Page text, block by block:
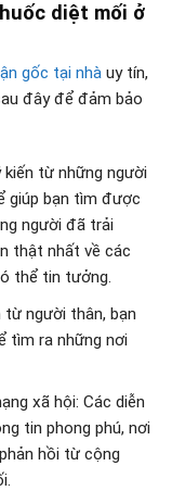
diệt mối ở
gốc tại nhà uy tín,
đây để đảm bảo
từ những người
giúp bạn tìm được
người đã trải
thật nhất về các
thể tin tưởng.
từ người thân, bạn
tìm ra những nơi
xã hội: Các diễn
tin phong phú, nơi
hồi từ cộng